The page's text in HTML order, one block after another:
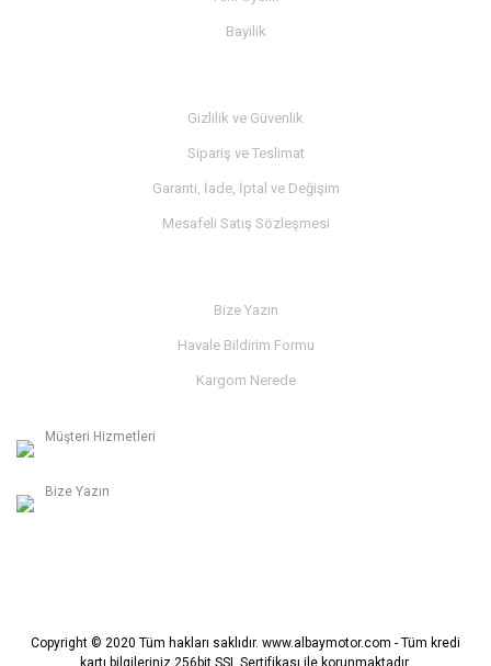
Bayilik
Gizlilik ve Güvenlik
Sipariş ve Teslimat
Garanti, İade, İptal ve Değişim
Mesafeli Satış Sözleşmesi
Bize Yazın
Havale Bildirim Formu
Kargom Nerede
Müşteri Hizmetleri
Bize Yazın
Copyright © 2020 Tüm hakları saklıdır. www.albaymotor.com - Tüm kredi
kartı bilgileriniz 256bit SSL Sertifikası ile korunmaktadır.